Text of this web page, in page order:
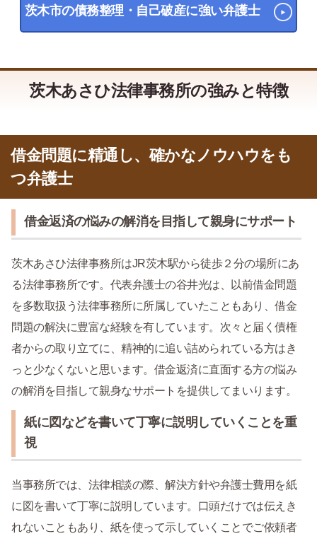
茨木市の債務整理・自己破産に強い弁護士
茨木あさひ法律事務所の強みと特徴
借金問題に精通し、確かなノウハウをも
つ弁護士
借金返済の悩みの解消を目指して親身にサポート
茨木あさひ法律事務所はJR茨木駅から徒歩２分の場所にあ
る法律事務所です。代表弁護士の谷井光は、以前借金問題
を多数取扱う法律事務所に所属していたこともあり、借金
問題の解決に豊富な経験を有しています。次々と届く債権
者からの取り立てに、精神的に追い詰められている方はき
っと少なくないと思います。借金返済に直面する方の悩み
の解消を目指して親身なサポートを提供してまいります。
紙に図などを書いて丁寧に説明していくことを重
視
当事務所では、法律相談の際、解決方針や弁護士費用を紙
に図を書いて丁寧に説明しています。口頭だけでは伝えき
れないこともあり、紙を使って示していくことでご依頼者